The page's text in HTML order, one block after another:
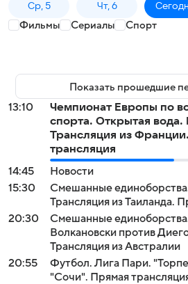
Ср, 5 Чт, 6
Фильмы Сериалы Спорт
Показать прошедшие
13:10
Чемпионат Европы по
спорта. Открытая
Трансляция из
трансляция
14:45
Новости
15:30
Смешанные
Трансляция из Таиланда.
20:30
Смешанные
Волкановски против
Трансляция из Австралии
20:55
Футбол. Лига Пари.
"Сочи". Прямая